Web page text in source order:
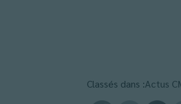
Classés dans :Actus